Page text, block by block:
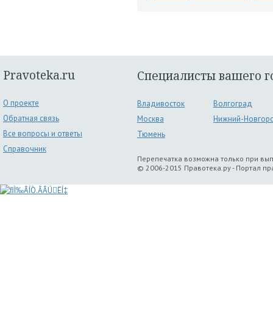
Pravoteka.ru
О проекте
Обратная связь
Все вопросы и ответы
Справочник
Специалисты вашего
Владивосток
Волгоград
Москва
Нижний-
Тюмень
Перепечатка возможна только при
© 2006-2015 Правотека.ру - Портал